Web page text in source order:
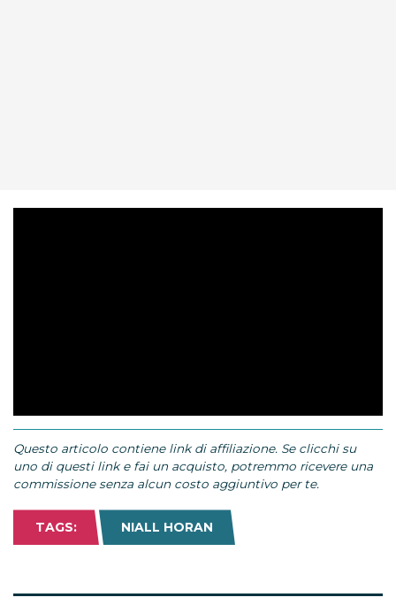
Questo articolo contiene link di affiliazione. Se clicchi su
uno di questi link e fai un acquisto, potremmo ricevere una
commissione senza alcun costo aggiuntivo per te.
TAGS: NIALL HORAN